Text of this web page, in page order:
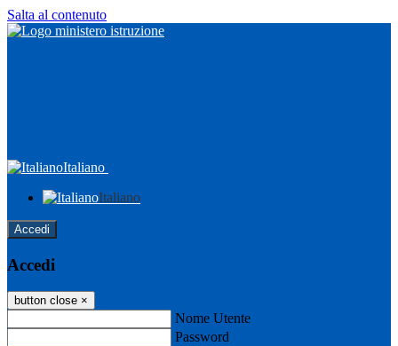
Salta al contenuto
Italiano
Italiano
Accedi
Accedi
button close ×
Nome Utente
Password